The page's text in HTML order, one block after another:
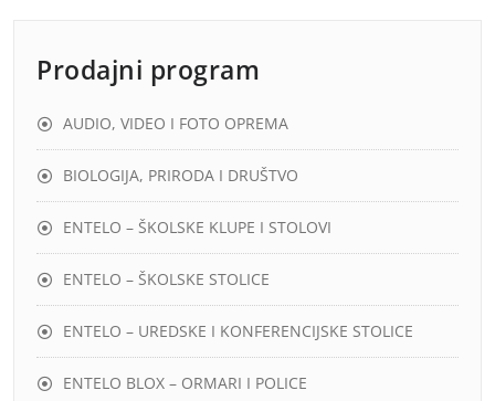
Prodajni program
AUDIO, VIDEO I FOTO OPREMA
BIOLOGIJA, PRIRODA I DRUŠTVO
ENTELO – ŠKOLSKE KLUPE I STOLOVI
ENTELO – ŠKOLSKE STOLICE
ENTELO – UREDSKE I KONFERENCIJSKE STOLICE
ENTELO BLOX – ORMARI I POLICE